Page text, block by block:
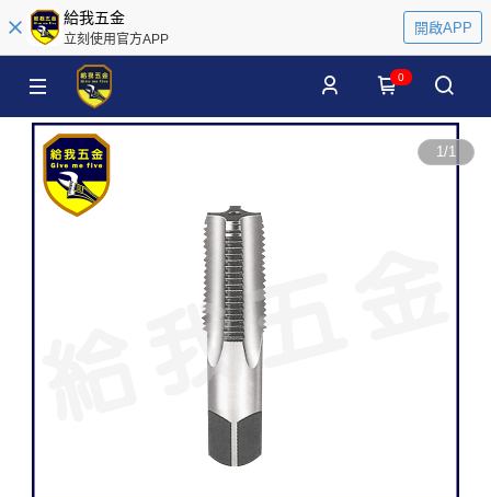
給我五金
立刻使用官方APP
開啟APP
0
1/1